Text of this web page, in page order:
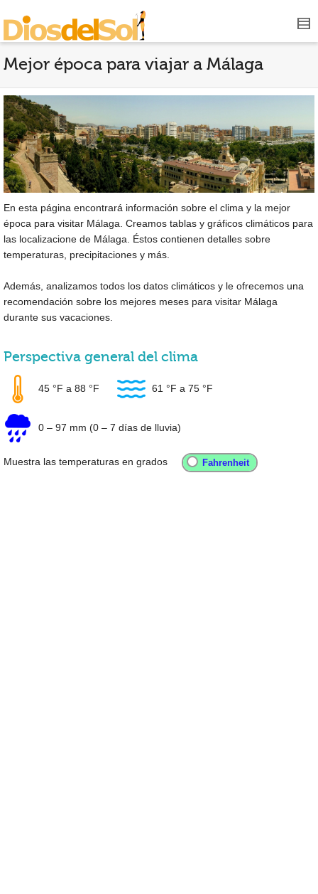
Mejor época para viajar a Málaga
En esta página encontrará información sobre el clima y la mejor
época para visitar Málaga. Creamos tablas y gráficos climáticos para
las localizacione de Málaga. Éstos contienen detalles sobre
temperaturas, precipitaciones y más.
Además, analizamos todos los datos climáticos y le ofrecemos una
recomendación sobre los mejores meses para visitar Málaga
durante sus vacaciones.
Perspectiva general del clima
45 °F a 88 °F 61 °F a 75 °F
0 – 97 mm (0 – 7 días de lluvia)
Muestra las temperaturas en grados